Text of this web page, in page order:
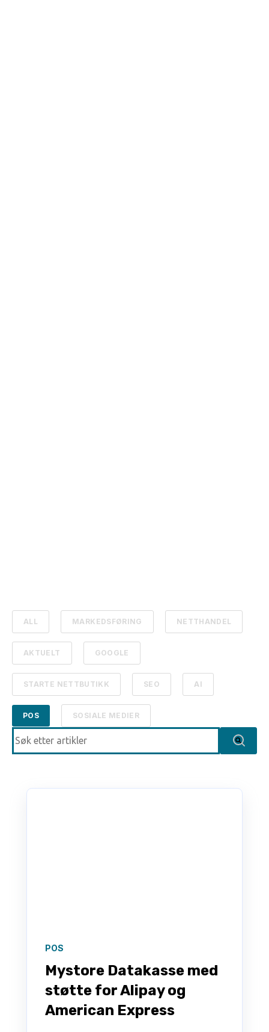
ALL MARKEDSFØRING NETTHANDEL
AKTUELT GOOGLE
STARTE NETTBUTIKK SEO AI
POS SOSIALE MEDIER
Dette er et søkefelt med en tilhørende funksjon for
POS
Mystore Datakasse med
støtte for Alipay og
American Express